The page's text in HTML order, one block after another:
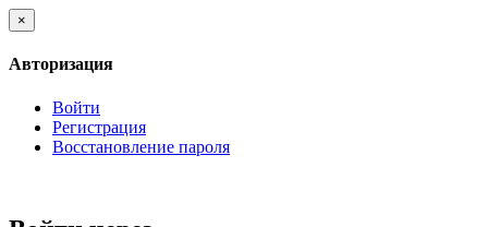
×
Авторизация
Войти
Регистрация
Восстановление пароля